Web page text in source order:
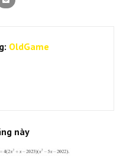
OldGame
này